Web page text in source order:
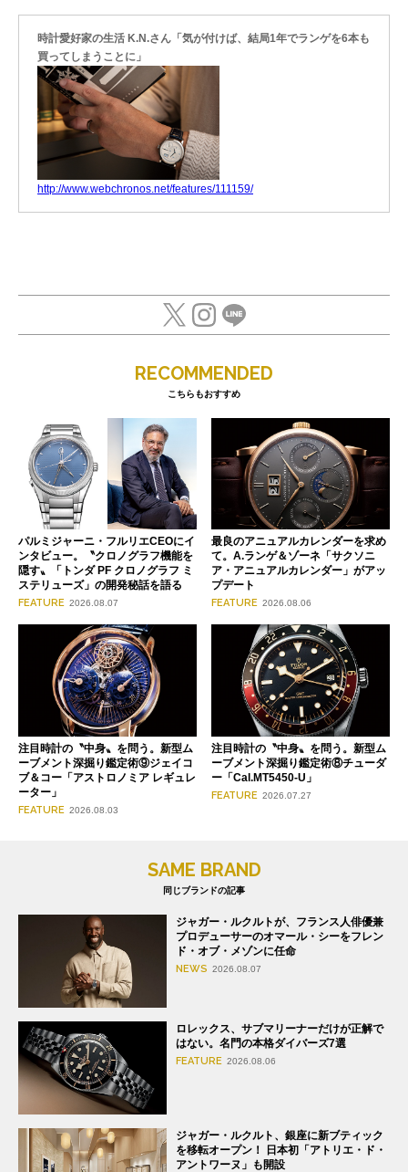
時計愛好家の生活 K.N.さん「気が付けば、結局1年でランゲを6本も
買ってしまうことに」
http://www.webchronos.net/features/111159/
RECOMMENDED
こちらもおすすめ
パルミジャーニ・フルリエCEOにイ
ンタビュー。〝クロノグラフ機能を
隠す〟「トンダ PF クロノグラフ ミ
ステリューズ」の開発秘話を語る
FEATURE 2026.08.07
最良のアニュアルカレンダーを求め
て。A.ランゲ＆ゾーネ「サクソニ
ア・アニュアルカレンダー」がアッ
プデート
FEATURE 2026.08.06
注目時計の〝中身〟を問う。新型ム
ーブメント深掘り鑑定術⑨ジェイコ
ブ＆コー「アストロノミア レギュレ
ーター」
FEATURE 2026.08.03
注目時計の〝中身〟を問う。新型ム
ーブメント深掘り鑑定術⑧チューダ
ー「Cal.MT5450-U」
FEATURE 2026.07.27
SAME BRAND
同じブランドの記事
ジャガー・ルクルトが、フランス人俳優兼
プロデューサーのオマール・シーをフレン
ド・オブ・メゾンに任命
NEWS 2026.08.07
ロレックス、サブマリーナーだけが正解で
はない。名門の本格ダイバーズ7選
FEATURE 2026.08.06
ジャガー・ルクルト、銀座に新ブティック
を移転オープン！ 日本初「アトリエ・ド・
アントワーヌ」も開設